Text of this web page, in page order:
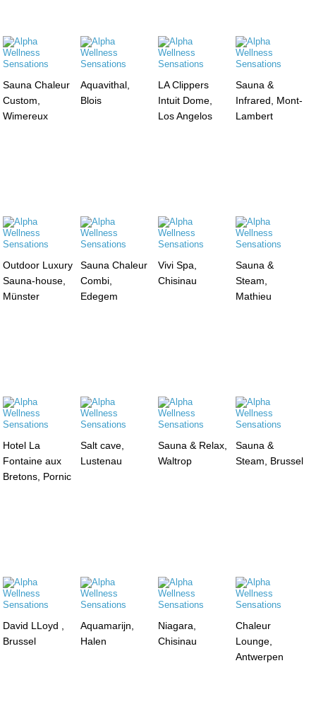
Sauna Chaleur
Custom,
Wimereux
Aquavithal,
Blois
LA Clippers
Intuit Dome,
Los Angelos
Sauna &
Infrared, Mont-
Lambert
Outdoor Luxury
Sauna-house,
Münster
Sauna Chaleur
Combi,
Edegem
Vivi Spa,
Chisinau
Sauna &
Steam,
Mathieu
Hotel La
Fontaine aux
Bretons, Pornic
Salt cave,
Lustenau
Sauna & Relax,
Waltrop
Sauna &
Steam, Brussel
David LLoyd ,
Brussel
Aquamarijn,
Halen
Niagara,
Chisinau
Chaleur
Lounge,
Antwerpen